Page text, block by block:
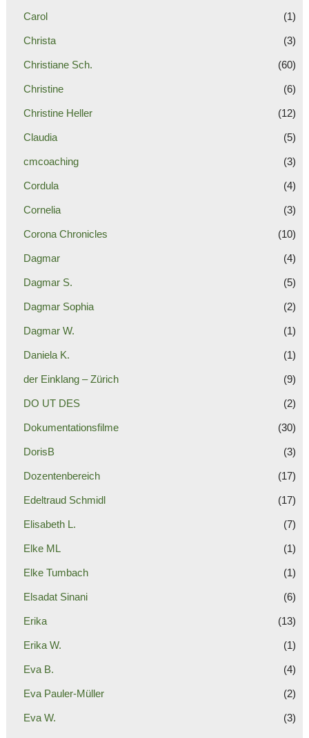
Carol (1)
Christa (3)
Christiane Sch. (60)
Christine (6)
Christine Heller (12)
Claudia (5)
cmcoaching (3)
Cordula (4)
Cornelia (3)
Corona Chronicles (10)
Dagmar (4)
Dagmar S. (5)
Dagmar Sophia (2)
Dagmar W. (1)
Daniela K. (1)
der Einklang – Zürich (9)
DO UT DES (2)
Dokumentationsfilme (30)
DorisB (3)
Dozentenbereich (17)
Edeltraud Schmidl (17)
Elisabeth L. (7)
Elke ML (1)
Elke Tumbach (1)
Elsadat Sinani (6)
Erika (13)
Erika W. (1)
Eva B. (4)
Eva Pauler-Müller (2)
Eva W. (3)